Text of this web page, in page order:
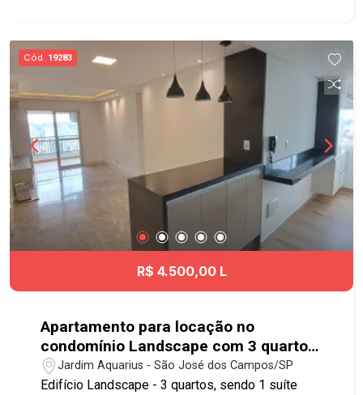
#casavendaJacareí #casalocação
#casalocaçãoJacareí
Cód. 19283
R$ 4.500,00 L
Apartamento para locação no
condomínio Landscape com 3 quartos
sendo 1 suíte - 76 m² - No bairro
Jardim Aquarius - SJC
Jardim Aquarius - São José dos Campos/SP
Edifício Landscape - 3 quartos, sendo 1 suíte